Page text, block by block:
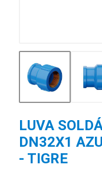
LUVA
DN32X1
- TIGRE